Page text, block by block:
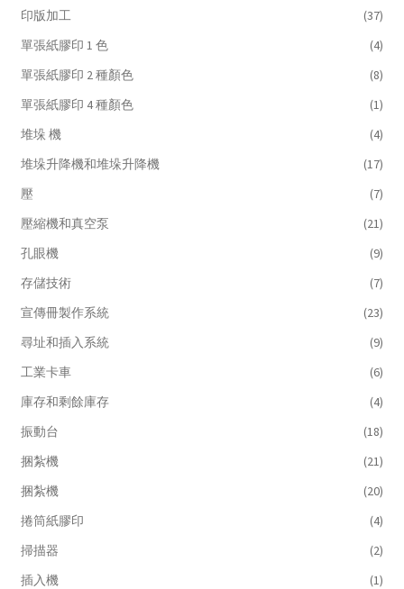
印版加工
(37)
單張紙膠印 1 色
(4)
單張紙膠印 2 種顏色
(8)
單張紙膠印 4 種顏色
(1)
堆垛 機
(4)
堆垛升降機和堆垛升降機
(17)
壓
(7)
壓縮機和真空泵
(21)
孔眼機
(9)
存儲技術
(7)
宣傳冊製作系統
(23)
尋址和插入系統
(9)
工業卡車
(6)
庫存和剩餘庫存
(4)
振動台
(18)
捆紮機
(21)
捆紮機
(20)
捲筒紙膠印
(4)
掃描器
(2)
插入機
(1)